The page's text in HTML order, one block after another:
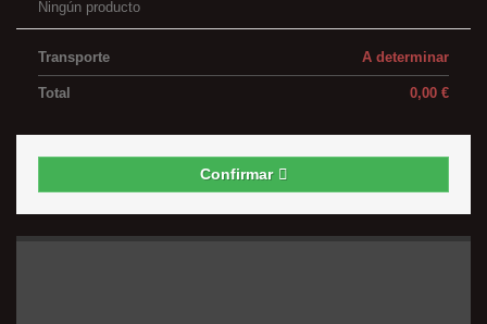
Ningún producto
A determinar
Transporte
0,00 €
Total
Confirmar